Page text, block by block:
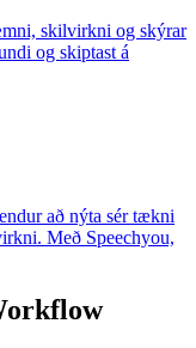
skilvirkni og skýrar
og skiptast á
að nýta sér tækni
Með Speechyou,